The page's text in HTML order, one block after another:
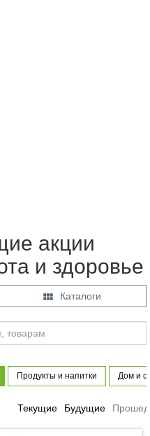
акции
и здоровье
 Каталоги
Продукты и напитки Дом и
Текущие Будущие